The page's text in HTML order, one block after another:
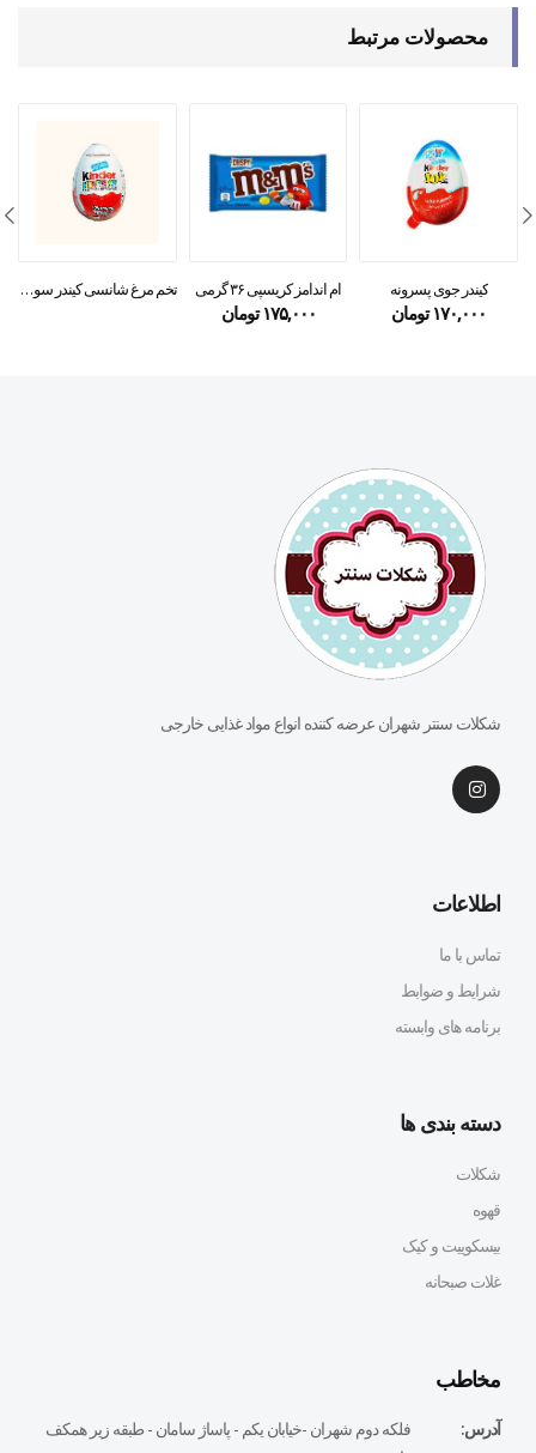
محصولات مرتبط
کیندر جوی پسرونه
۱۷۰,۰۰۰ تومان
ام اندامز کریسپی ۳۶ گرمی
۱۷۵,۰۰۰ تومان
تخم مرغ شانسی کیندر سورپرایز
شکلات سنتر شهران عرضه کننده انواع مواد غذایی خارجی
اطلاعات
تماس با ما
شرایط و ضوابط
برنامه های وابسته
دسته بندی ها
شکلات
قهوه
بیسکوییت و کیک
غلات صبحانه
مخاطب
آدرس:
فلكه دوم شهران -خيابان يكم - پاساژ سامان - طبقه زير همكف